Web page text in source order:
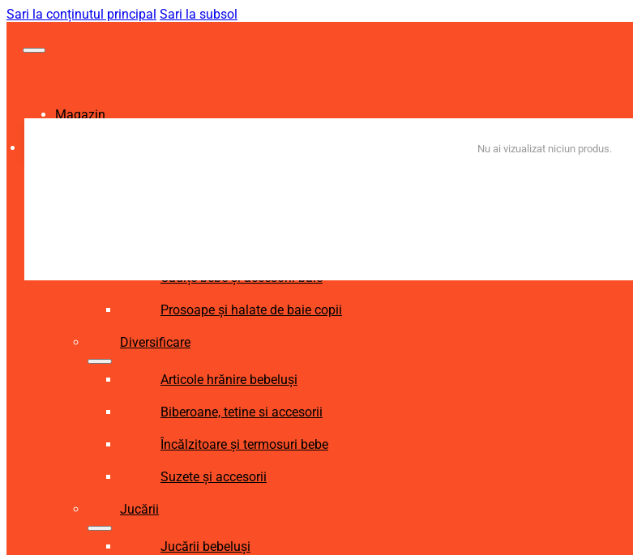
Sari la conținutul principal Sari la subsol
Magazin
Cădițe bebe și accesorii baie
Prosoape și halate de baie copii
Diversificare
Articole hrănire bebeluși
Biberoane, tetine si accesorii
Încălzitoare și termosuri bebe
Suzete și accesorii
Jucării
Jucării bebeluși
Nu ai vizualizat niciun produs.